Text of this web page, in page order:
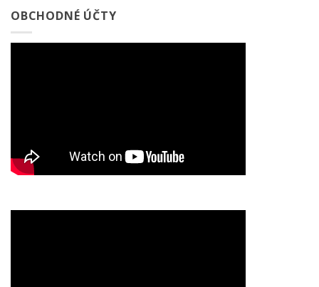
OBCHODNÉ ÚČTY